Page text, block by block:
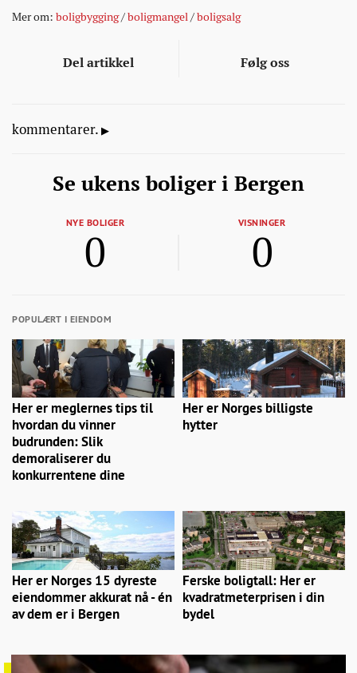
Mer om: boligbygging/boligmangel /boligsalg
Del artikkel Følg oss
kommentarer.
Se ukens boliger i Bergen
NYE BOLIGER
0
VISNINGER
0
POPULÆRT I EIENDOM
Her er meglernes tips til
hvordan du vinner
budrunden: Slik
demoraliserer du
konkurrentene dine
Her er Norges billigste
hytter
Her er Norges 15 dyreste
eiendommer akkurat nå - én
av dem er i Bergen
Ferske boligtall: Her er
kvadratmeterprisen i din
bydel